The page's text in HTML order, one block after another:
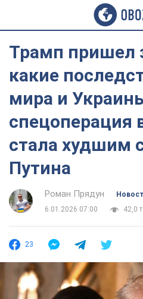
Трамп пришел
какие
мира и
спецоперация
стала худшим
Путина
Роман Прядун
6.01.2026 07:00
42,0 т.
23